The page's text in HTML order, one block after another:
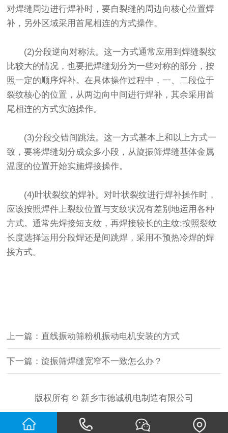
对焊缝周边进行焊补时，要自裂缝的周边向核心位置焊
补，另外区域采用首尾相连的方式操作。
(2)分段逆向对称法。这一方式通常应用到焊缝裂纹
比较大的情况，也要把焊缝划分为一些对称的部分，按
照一定的顺序焊补。在具体操作过程中，一、二段位于
裂纹核心的位置，从两边向中间进行焊补，其余采用首
尾相连的方式实施操作。
(3)分段交错间跳法。这一方式基本上和以上方式一
致，要将焊缝划分成众多小段，从旋振筛焊缝基体金属
温度的位置开始实施焊接操作。
(4)叶状裂纹的焊补。对叶状裂纹进行焊补操作时，
应该按照焊件上裂纹位置与支纹状况有差别地运用各种
方式。通常先焊接短支纹，再焊接较长的主纹;按照裂纹
长度选择运用分段焊还是间跳焊，采用不预热冷焊的焊
接方式。
上一篇：直线振动筛粉机振动电机安装的方式
下一篇：旋振筛焊缝宽窄不一致怎么办？
版权所有 © 新乡市德诚机电制造有限公司